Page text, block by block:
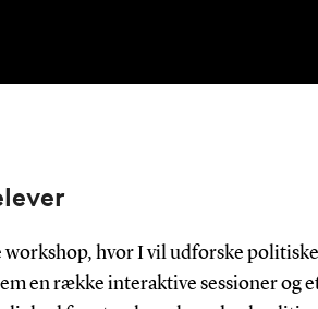
workshop, hvor I vil udforske
en række interaktive sessioner og